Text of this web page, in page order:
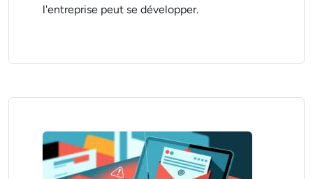
l'entreprise peut se développer.